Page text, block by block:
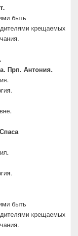
быть
крещаемых
Прп. Антония.
быть
крещаемых